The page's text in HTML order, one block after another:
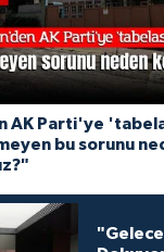
AK Parti'ye
bu sorunu